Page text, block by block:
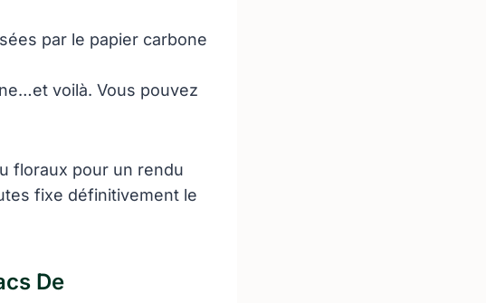
par le papier carbone
voilà. Vous pouvez
floraux pour un rendu
fixe définitivement le
De